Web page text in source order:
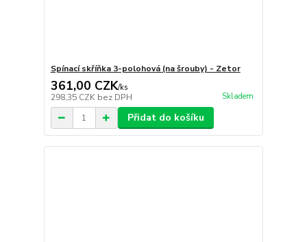
Spínací skříňka 3-polohová (na šrouby) - Zetor
361,00 CZK/ks
298,35 CZK bez DPH Skladem
Přidat do košíku